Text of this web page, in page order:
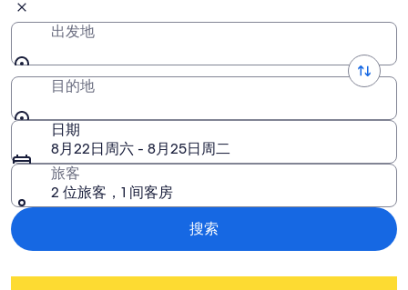
出发地
目的地
日期
8月22日周六 - 8月25日周二
旅客
2 位旅客，1 间客房
搜索